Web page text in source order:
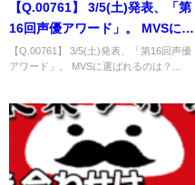
【Q.00761】 3/5(土)発表、「第
16回声優アワード」。 MVSに選
ばれるのは？
【Q.00761】 3/5(土)発表、「第16回声優
アワード」。 MVSに選ばれるのは？...